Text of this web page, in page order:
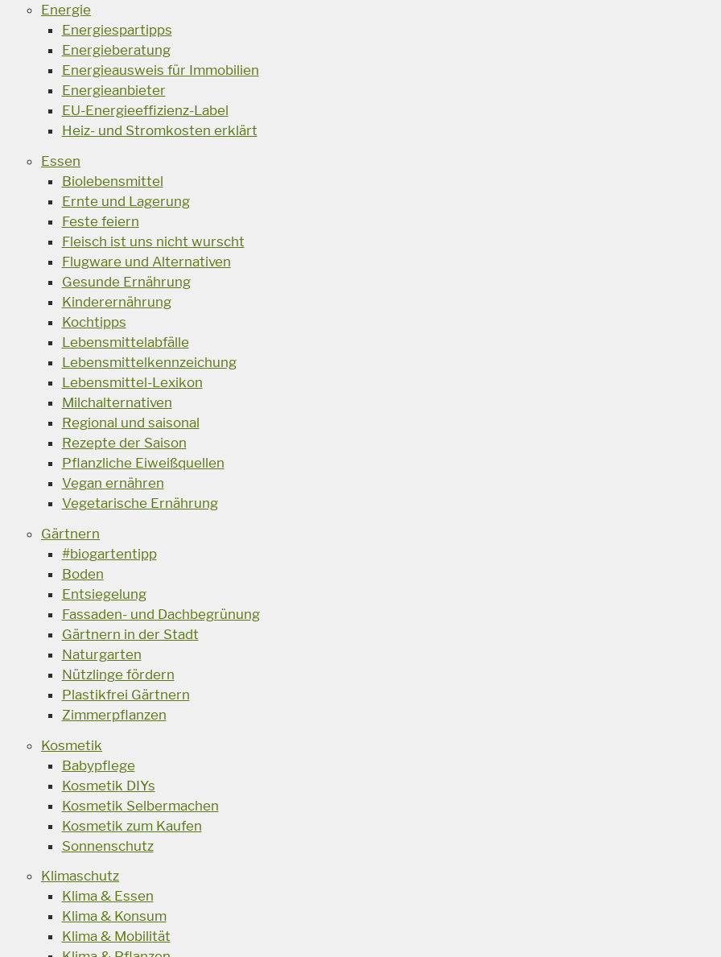
Energie
Energiespartipps
Energieberatung
Energieausweis für Immobilien
Energieanbieter
EU-Energieeffizienz-Label
Heiz- und Stromkosten erklärt
Essen
Biolebensmittel
Ernte und Lagerung
Feste feiern
Fleisch ist uns nicht wurscht
Flugware und Alternativen
Gesunde Ernährung
Kinderernährung
Kochtipps
Lebensmittelabfälle
Lebensmittelkennzeichung
Lebensmittel-Lexikon
Milchalternativen
Regional und saisonal
Rezepte der Saison
Pflanzliche Eiweißquellen
Vegan ernähren
Vegetarische Ernährung
Gärtnern
#biogartentipp
Boden
Entsiegelung
Fassaden- und Dachbegrünung
Gärtnern in der Stadt
Naturgarten
Nützlinge fördern
Plastikfrei Gärtnern
Zimmerpflanzen
Kosmetik
Babypflege
Kosmetik DIYs
Kosmetik Selbermachen
Kosmetik zum Kaufen
Sonnenschutz
Klimaschutz
Klima & Essen
Klima & Konsum
Klima & Mobilität